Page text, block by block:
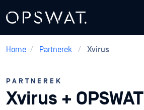
Home / Partnerek / Xvirus
PARTNEREK
Xvirus + OPSWAT